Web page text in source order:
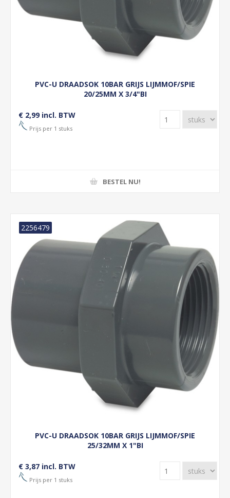
PVC-U DRAADSOK 10BAR GRIJS LIJMMOF/SPIE
20/25MM X 3/4"BI
€ 2,99 incl. BTW
Prijs per 1 stuks
BESTEL NU!
PVC-U DRAADSOK 10BAR GRIJS LIJMMOF/SPIE
25/32MM X 1"BI
2256479
€ 3,87 incl. BTW
Prijs per 1 stuks